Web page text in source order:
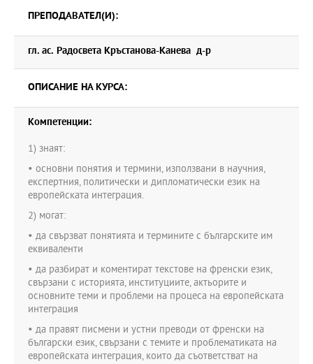
ПРЕПОДАВАТЕЛ(И):
гл. ас. Радосвета Кръстанова-Канева д-р
ОПИСАНИЕ НА КУРСА:
Компетенции:
1) знаят:
• основни понятия и термини, използвани в научния,
експертния, политически и дипломатически език на
европейската интеграция.
2) могат:
• да свързват понятията и термините с българските им
еквиваленти
• да разбират и коментират текстове на френски език,
свързани с историята, институциите, актьорите и
основните теми и проблеми на процеса на европейската
интеграция
• да правят писмени и устни преводи от френски на
български език, свързани с темите и проблематиката на
европейската интеграция, които да съответстват на